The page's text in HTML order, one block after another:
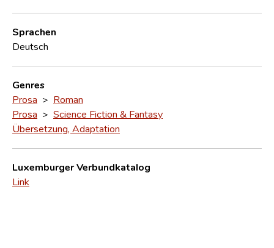
Sprachen
Deutsch
Genres
Prosa > Roman
Prosa > Science Fiction & Fantasy
Übersetzung, Adaptation
Luxemburger Verbundkatalog
Link